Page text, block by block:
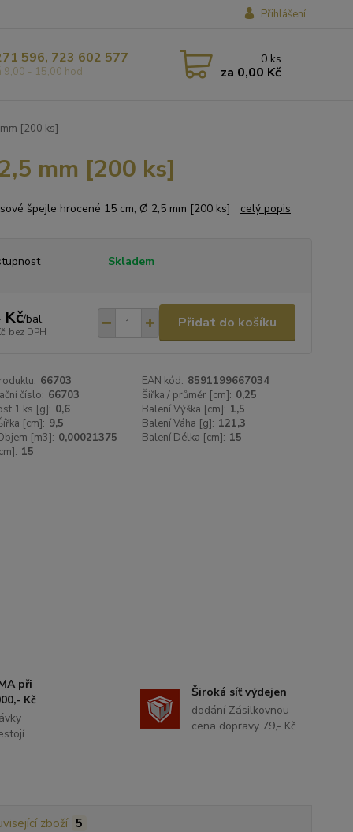
Přihlášení
596, 723 602 577
9,00 - 15,00 hod
0 ks
za 0,00 Kč
[200 ks]
mm [200 ks]
špejle hrocené 15 cm, Ø 2,5 mm [200 ks] celý popis
Skladem
Kč/bal.
bez DPH
Přidat do košíku
66703 EAN kód: 8591199667034
číslo: 66703 Šířka / průměr [cm]: 0,25
1 ks [g]: 0,6 Balení Výška [cm]: 1,5
[cm]: 9,5 Balení Váha [g]: 121,3
[m3]: 0,00021375 Balení Délka [cm]: 15
15
při
Kč
Široká síť výdejen
dodání Zásilkovnou
cena dopravy 79,- Kč
zboží 5